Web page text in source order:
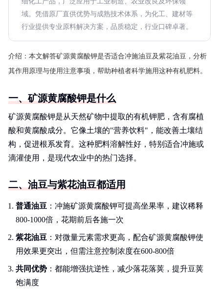
域。凭借原厂直供优势与成熟技术体系，为化工、建材等
行业提供专业原料解决方案，品质稳定，行业口碑卓著。
介绍： 本文解答矿源黄腐酸钾是否适合冲施油豆及紫花油豆，分析
其作用原理与使用注意事项，帮助种植者科学施用这种有机肥料。
一、矿源黄腐酸钾是什么
矿源黄腐酸钾是从天然矿物中提取的有机钾肥，含有腐植
酸和黄腐酸成分。它像土壤的"营养饮料"，能改善土壤结
构，促进根系发育。这种肥料溶解性好，特别适合冲施或
滴灌使用，是现代农业中的热门选择。
二、油豆与紫花油豆都适用
普通油豆 ：冲施矿源黄腐酸钾可提高坐果率，建议稀释
800-1000倍，花期前后各施一次
紫花油豆 ：对微量元素需求更高，配合矿源黄腐酸钾使
用效果更突出，但需注意控制浓度在600-800倍
共同优势 ：都能增强抗逆性，减少落花落荚，提升豆荚
饱满度